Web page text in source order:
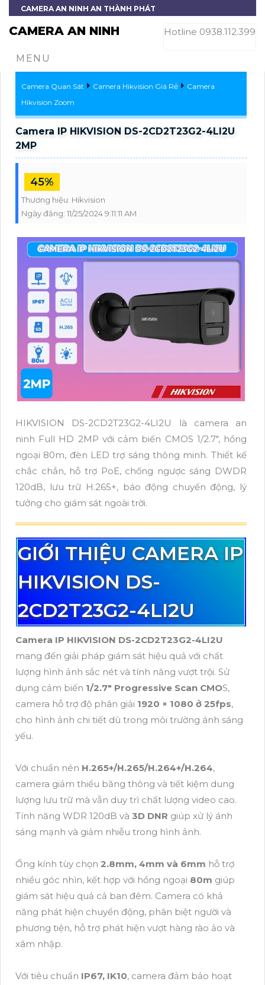
CAMERA AN NINH AN THÀNH PHÁT
CAMERA AN NINH Hotline 0938.112.399
MENU
Camera Quan Sát Camera Hikvision Giá Rẻ
Camera
Hikvision Zoom
Camera IP HIKVISION DS-2CD2T23G2-4LI2U
2MP
45%
Thương hiệu: Hikvision
Ngày đăng: 11/25/2024 9:11:11 AM
HIKVISION DS-2CD2T23G2-4LI2U là camera an
ninh Full HD 2MP với cảm biến CMOS 1/2.7", hồng
ngoại 80m, đèn LED trợ sáng thông minh. Thiết kế
chắc chắn, hỗ trợ PoE, chống ngược sáng DWDR
120dB, lưu trữ H.265+, báo động chuyển động, lý
tưởng cho giám sát ngoài trời.
GIỚI THIỆU CAMERA IP
HIKVISION DS-
2CD2T23G2-4LI2U
Camera IP HIKVISION DS-2CD2T23G2-4LI2U
mang đến giải pháp giám sát hiệu quả với chất
lượng hình ảnh sắc nét và tính năng vượt trội. Sử
dụng cảm biến 1/2.7" Progressive Scan CMOS,
camera hỗ trợ độ phân giải 1920 × 1080 ở 25fps,
cho hình ảnh chi tiết dù trong môi trường ánh sáng
yếu.
Với chuẩn nén H.265+/H.265/H.264+/H.264,
camera giảm thiểu băng thông và tiết kiệm dung
lượng lưu trữ mà vẫn duy trì chất lượng video cao.
Tính năng WDR 120dB và 3D DNR giúp xử lý ánh
sáng mạnh và giảm nhiễu trong hình ảnh.
Ống kính tùy chọn 2.8mm, 4mm và 6mm hỗ trợ
nhiều góc nhìn, kết hợp với hồng ngoại 80m giúp
giám sát hiệu quả cả ban đêm. Camera có khả
năng phát hiện chuyển động, phân biệt người và
phương tiện, hỗ trợ phát hiện vượt hàng rào ảo và
xâm nhập.
Với tiêu chuẩn IP67, IK10, camera đảm bảo hoạt